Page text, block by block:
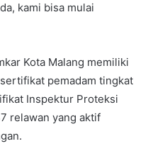
kami bisa mulai
Kota Malang memiliki
pemadam tingkat
Inspektur Proteksi
relawan yang aktif